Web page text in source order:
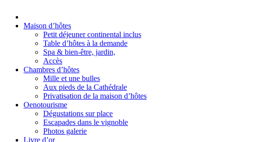
Maison d’hôtes
Petit déjeuner continental inclus
Table d’hôtes à la demande
Spa & bien-être, jardin,
Accès
Chambres d’hôtes
Mille et une bulles
Aux pieds de la Cathédrale
Privatisation de la maison d’hôtes
Oenotourisme
Dégustations sur place
Escapades dans le vignoble
Photos galerie
Livre d’or